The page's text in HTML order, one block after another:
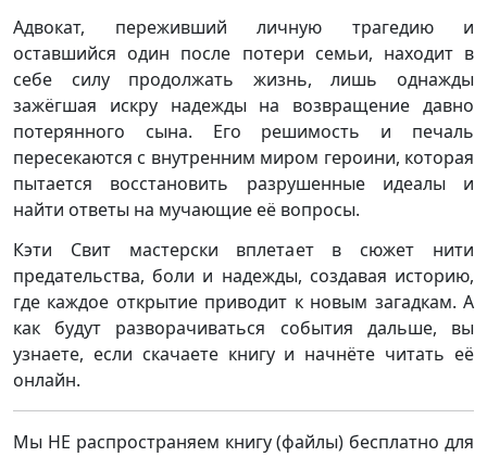
Адвокат, переживший личную трагедию и
оставшийся один после потери семьи, находит в
себе силу продолжать жизнь, лишь однажды
зажёгшая искру надежды на возвращение давно
потерянного сына. Его решимость и печаль
пересекаются с внутренним миром героини, которая
пытается восстановить разрушенные идеалы и
найти ответы на мучающие её вопросы.
Кэти Свит мастерски вплетает в сюжет нити
предательства, боли и надежды, создавая историю,
где каждое открытие приводит к новым загадкам. А
как будут разворачиваться события дальше, вы
узнаете, если скачаете книгу и начнёте читать её
онлайн.
Мы НЕ распространяем книгу (файлы) бесплатно для